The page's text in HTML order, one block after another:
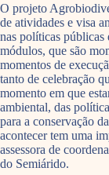
O projeto
de atividades e visa
nas políticas públicas
módulos, que são
momentos de
tanto de celebração
momento em que
ambiental, das
para a conservação
acontecer tem uma
assessora de
do Semiárido.